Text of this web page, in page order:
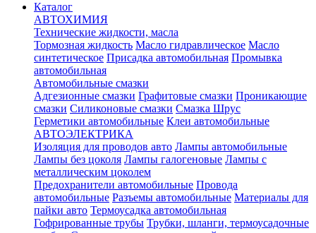
Каталог
АВТОХИМИЯ
Технические жидкости, масла
Тормозная жидкость Масло гидравлическое Масло
синтетическое Присадка автомобильная Промывка
автомобильная
Автомобильные смазки
Адгезионные смазки Графитовые смазки Проникающие
смазки Силиконовые смазки Смазка Шрус
Герметики автомобильные Клеи автомобильные
АВТОЭЛЕКТРИКА
Изоляция для проводов авто Лампы автомобильные
Лампы без цоколя Лампы галогеновые Лампы с
металлическим цоколем
Предохранители автомобильные Провода
автомобильные Разъемы автомобильные Материалы для
пайки авто Термоусадка автомобильная
Гофрированные трубы Трубки, шланги, термоусадочные